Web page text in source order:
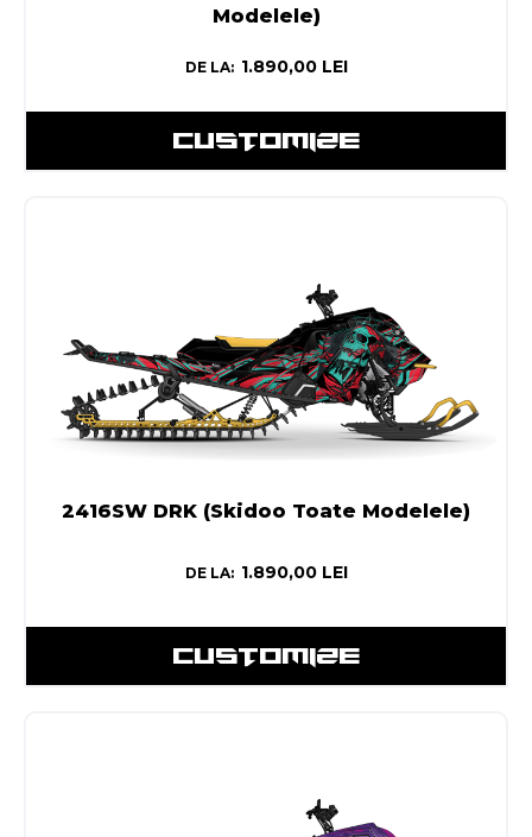
Modelele)
DE LA: 1.890,00 LEI
CUSTOMIZE
2416SW DRK (Skidoo Toate Modelele)
DE LA: 1.890,00 LEI
CUSTOMIZE